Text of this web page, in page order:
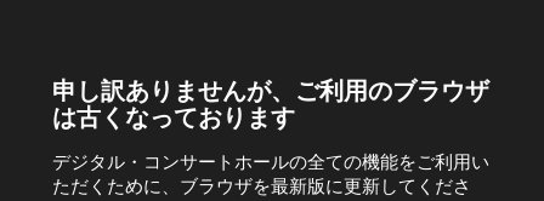
申し訳ありませんが、ご利用のブラウザ
は古くなっております
デジタル・コンサートホールの全ての機能をご利用い
ただくために、ブラウザを最新版に更新してくださ